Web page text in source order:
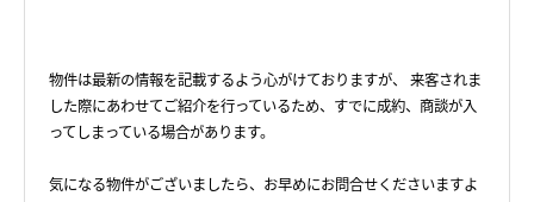
物件は最新の情報を記載するよう心がけておりますが、 来客されま
した際にあわせてご紹介を行っているため、すでに成約、商談が入
ってしまっている場合があります。
気になる物件がございましたら、お早めにお問合せくださいますよ